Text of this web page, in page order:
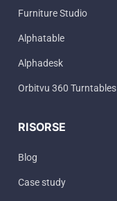
Furniture Studio
Alphatable
Alphadesk
Orbitvu 360 Turntables
RISORSE
Blog
Case study